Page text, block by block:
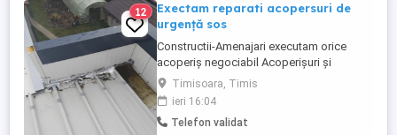
12
Exectam reparati acopersuri de
urgență sos
Constructii-Amenajari executam orice
acoperiș negociabil Acoperișuri și
reparații de urgență Dulgherie ,mansardări,
astereala -Montaj acoperis tigla metalica -
Reparatii acoperis tigla ceramica -Montaj
invelitori acoperisuri -Remedieri infiltratii
Timisoara, Timis
ieri 16:04
Telefon validat